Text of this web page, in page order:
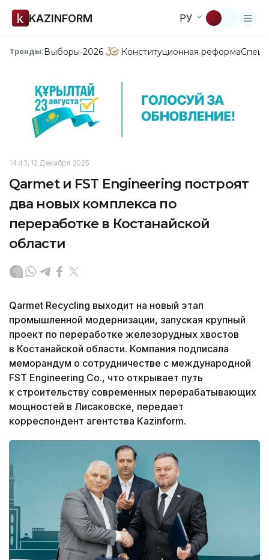
KAZINFORM РУ
Тренды:Выборы-2026 Конституционная реформа
14:43, 12 Декабря 2025
Qarmet и FST Engineering построят
два новых комплекса по
переработке в Костанайской
области
Qarmet Recycling выходит на новый этап
промышленной модернизации, запуская крупный
проект по переработке железорудных хвостов
в Костанайской области. Компания подписала
меморандум о сотрудничестве с международной
FST Engineering Co., что открывает путь
к строительству современных перерабатывающих
мощностей в Лисаковске, передает
корреспондент агентства Kazinform.